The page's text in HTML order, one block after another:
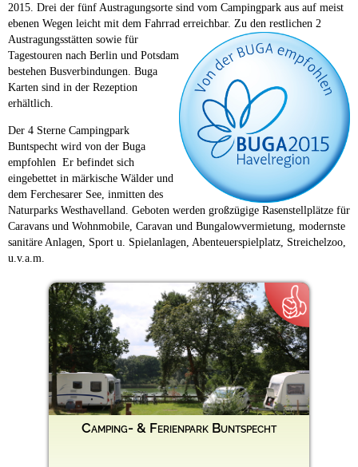
2015. Drei der fünf Austragungsorte sind vom Campingpark aus auf meist
ebenen Wegen leicht mit dem Fahrrad erreichbar. Zu den restlichen 2
Austragungsstätten sowie für
Tagestouren nach Berlin und Potsdam
bestehen Busverbindungen. Buga
Karten sind in der Rezeption
erhältlich.
Der 4 Sterne Campingpark
Buntspecht wird von der Buga
empfohlen Er befindet sich
eingebettet in märkische Wälder und
dem Ferchesarer See, inmitten des
Naturparks Westhavelland. Geboten werden großzügige Rasenstellplätze für
Caravans und Wohnmobile, Caravan und Bungalowvermietung, modernste
sanitäre Anlagen, Sport u. Spielanlagen, Abenteuerspielplatz, Streichelzoo,
u.v.a.m.
Camping- & Ferienpark Buntspecht